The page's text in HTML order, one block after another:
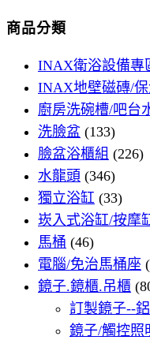
商品分類
INAX衛浴設備專
INAX地壁磁磚/
廚房洗碗槽/吧台
洗臉盆 (133)
臉盆浴櫃組 (226)
水龍頭 (346)
獨立浴缸 (33)
崁入式浴缸/按摩
馬桶 (46)
電腦/免治馬桶座
鏡子.鏡櫃.吊櫃
訂製鏡子--
鏡子/觸控照